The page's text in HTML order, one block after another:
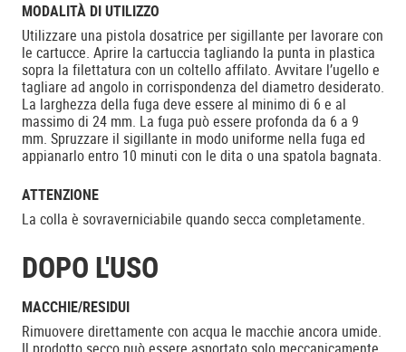
MODALITÀ DI UTILIZZO
Utilizzare una pistola dosatrice per sigillante per lavorare con
le cartucce. Aprire la cartuccia tagliando la punta in plastica
sopra la filettatura con un coltello affilato. Avvitare l’ugello e
tagliare ad angolo in corrispondenza del diametro desiderato.
La larghezza della fuga deve essere al minimo di 6 e al
massimo di 24 mm. La fuga può essere profonda da 6 a 9
mm. Spruzzare il sigillante in modo uniforme nella fuga ed
appianarlo entro 10 minuti con le dita o una spatola bagnata.
ATTENZIONE
La colla è sovraverniciabile quando secca completamente.
DOPO L'USO
MACCHIE/RESIDUI
Rimuovere direttamente con acqua le macchie ancora umide.